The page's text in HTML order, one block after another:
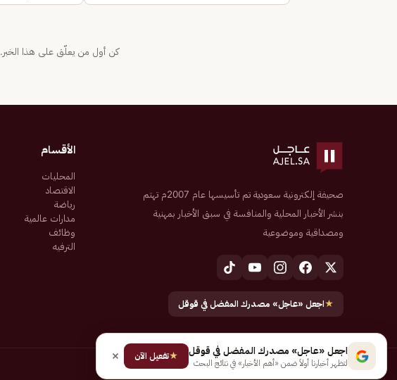
كن أول من يعلّق على هذا الخبر.
صحيفة إلكترونية سعودية تم تأسيسها عام 2007م تهتم
بنشر الأخبار المحلية والمنافسة في سبق الأخبار بمهنية
ومصداقية وموضوعية
★اجعل «عاجل» مصدرك المفضل في قوقل
الأقسام
المحليات
الاقتصاد
رياضة
مدارات عالمية
وظائف
الترفيه
جميع الحقوق محفوظة لـ شركة إيجاز للنشر الإلكتروني المالكة لصحيفة عاجل
اجعل «عاجل» مصدرك المفضل في قوقل
لتظهر أخبارنا أولاً ضمن «أهم الأخبار» في نتائج البحث
★تفعيل الآن